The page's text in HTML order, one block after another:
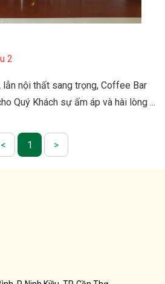
2
lẫn nội thất sang trọng, Coffee Bar
Quý Khách sự ấm áp và hài lòng ...
< 1 >